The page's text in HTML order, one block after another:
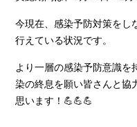
今現在、感染予防対策をし
行えている状況です。
より一層の感染予防意識
染の終息を願い皆さんと協
思います！💪💪💪